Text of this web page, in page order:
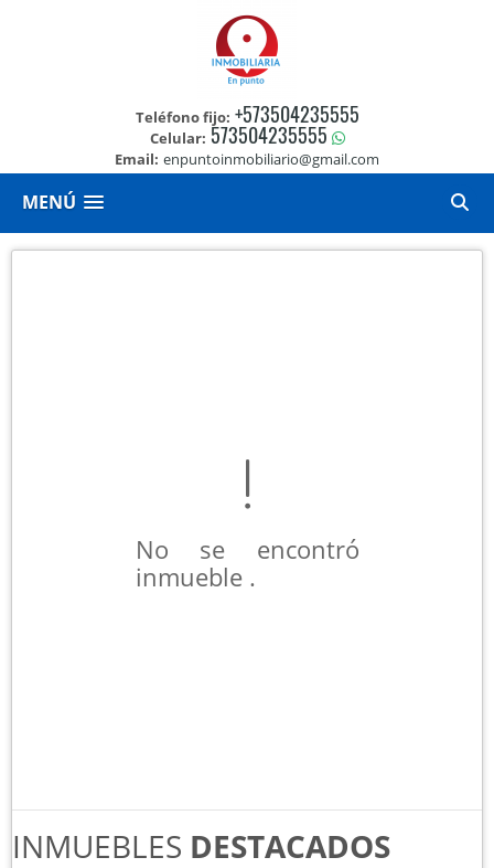
Teléfono fijo: +573504235555
Celular: 573504235555
Email: enpuntoinmobiliario@gmail.com
MENÚ
No se encontró
inmueble .
INMUEBLES DESTACADOS